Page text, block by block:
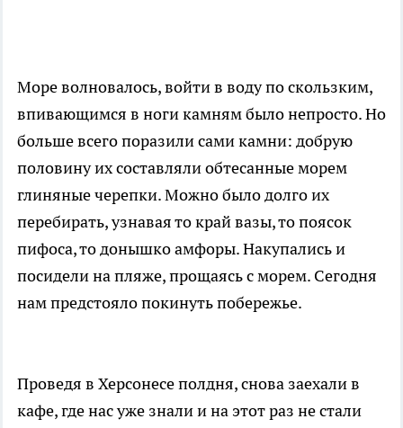
Море волновалось, войти в воду по скользким,
впивающимся в ноги камням было непросто. Но
больше всего поразили сами камни: добрую
половину их составляли обтесанные морем
глиняные черепки. Можно было долго их
перебирать, узнавая то край вазы, то поясок
пифоса, то донышко амфоры. Накупались и
посидели на пляже, прощаясь с морем. Сегодня
нам предстояло покинуть побережье.
Проведя в Херсонесе полдня, снова заехали в
кафе, где нас уже знали и на этот раз не стали